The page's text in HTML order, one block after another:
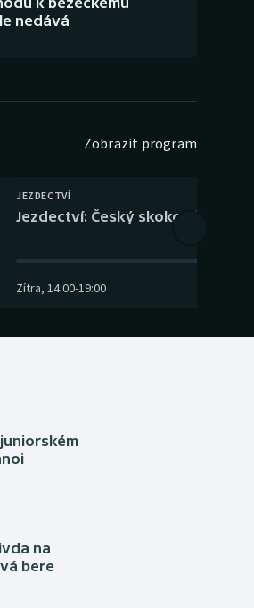
nedává
Zobrazit program
JEZDECTVÍ
Jezdectví: Český skokový pohár
Zítra, 14:00-19:00
na
bere